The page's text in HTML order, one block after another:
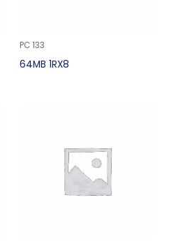
PC 133
64MB 1RX8